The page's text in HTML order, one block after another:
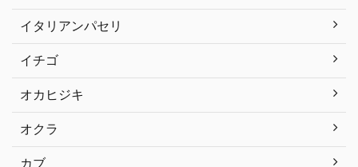
イタリアンパセリ
イチゴ
オカヒジキ
オクラ
カブ